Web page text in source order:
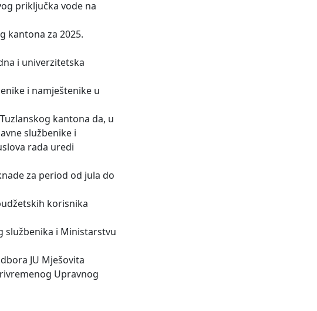
priključka vode na
kantona za 2025.
i univerzitetska
i namještenike u
kantona da, u
službenike i
rada uredi
za period od jula do
korisnika
službenika i Ministarstvu
JU Mješovita
Upravnog